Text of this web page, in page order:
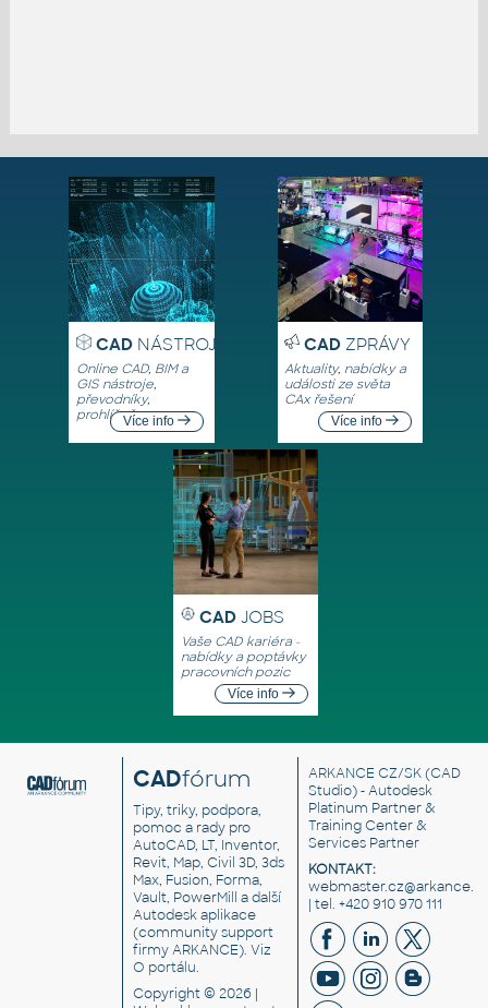
CADNÁSTROJE
Online CAD, BIM a
GIS nástroje,
převodníky,
prohlížečeVíce info
CADZPRÁVY
Aktuality, nabídky a
události ze světa
CAx řešení
Více info
CAD JOBS
Vaše CAD kariéra -
nabídky a poptávky
pracovních pozic
Více info
CADfórum
Tipy, triky, podpora,
pomoc a rady pro
AutoCAD, LT, Inventor,
Revit, Map, Civil 3D, 3ds
Max, Fusion, Forma,
Vault, PowerMill a další
Autodesk aplikace
(community support
firmy ARKANCE). Viz
O portálu.
Copyright © 2026 |
ARKANCE CZ/SK(CAD
Studio) - Autodesk
Platinum Partner &
Training Center &
Services Partner
KONTAKT:
| tel. +420 910 970 111